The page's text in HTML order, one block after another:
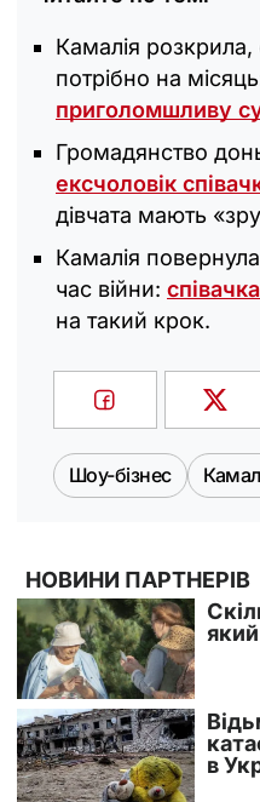
Камалія розкрила,
потрібно на
приголомшливу
Громадянство
ексчоловік
дівчата мають
Камалія
час війни:
на такий крок.
Шоу-бізнес